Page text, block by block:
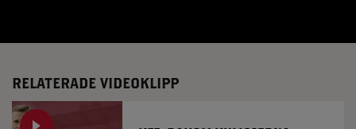
RELATERADE VIDEOKLIPP